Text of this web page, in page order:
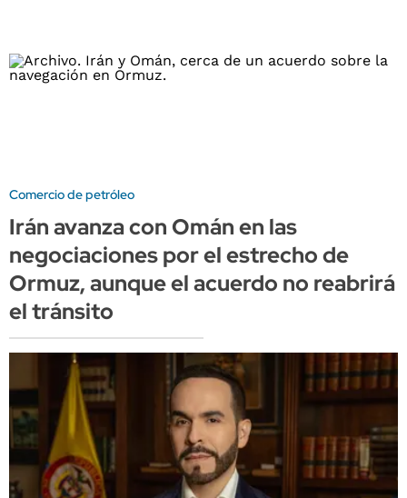
Comercio de petróleo
Irán avanza con Omán en las
negociaciones por el estrecho de
Ormuz, aunque el acuerdo no reabrirá
el tránsito